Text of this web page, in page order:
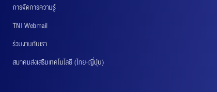
การจัดการความรู้
TNI Webmail
ร่วมงานกับเรา
สมาคมส่งเสริมเทคโนโลยี (ไทย-ญี่ปุ่น)